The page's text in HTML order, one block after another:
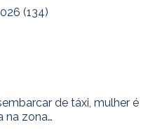
(134)
de táxi, mulher é
na zona…